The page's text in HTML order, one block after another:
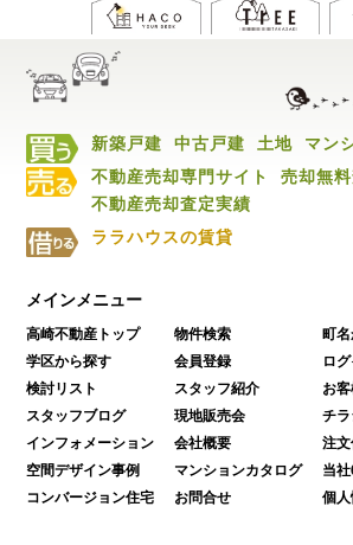
新築戸建 中古戸建 土地 マン
不動産売却専門サイト
売却無
不動産売却査定実績
ララハウスの賃貸
メインメニュー
高崎不動産トップ 物件検索
町
学区から探す
会員登録
ロ
検討リスト
スタッフ紹介
お
スタッフブログ
現地販売会
チラ
インフォメーション
会社概要
注
空間デザイン事例
マンションカタログ
当
コンバージョン住宅
お問合せ 個